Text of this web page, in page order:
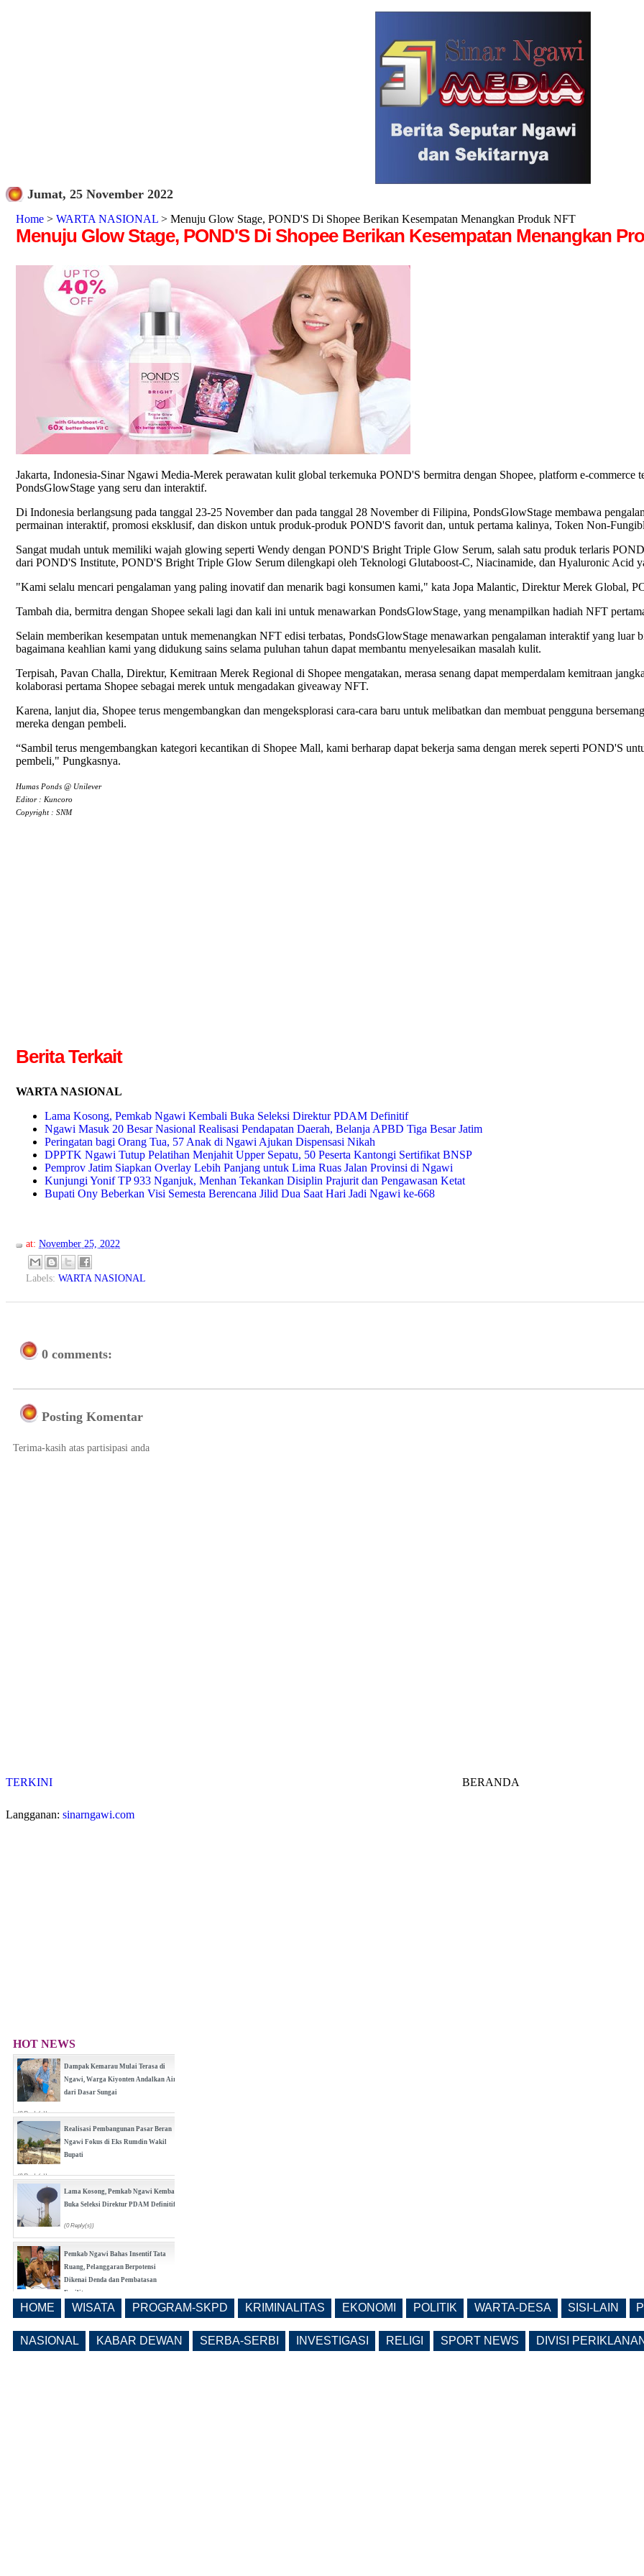
Jumat, 25 November 2022
Home > WARTA NASIONAL > Menuju Glow Stage, POND'S Di Shopee Berikan Kesempatan Menangkan Produk NFT
Menuju Glow Stage, POND'S Di Shopee Berikan Kesempatan Menangkan
Jakarta, Indonesia-Sinar Ngawi Media-Merek perawatan kulit global terkemuka POND'S bermitra dengan Shopee, platform e-commerce
PondsGlowStage yang seru dan interaktif.
Di Indonesia berlangsung pada tanggal 23-25 November dan pada tanggal 28 November di Filipina, PondsGlowStage membawa
permainan interaktif, promosi eksklusif, dan diskon untuk produk-produk POND'S favorit dan, untuk pertama kalinya, Token Non-
Sangat mudah untuk memiliki wajah glowing seperti Wendy dengan POND'S Bright Triple Glow Serum, salah satu produk terlaris
dari POND'S Institute, POND'S Bright Triple Glow Serum dilengkapi oleh Teknologi Glutaboost-C, Niacinamide, dan Hyaluronic Acid
"Kami selalu mencari pengalaman yang paling inovatif dan menarik bagi konsumen kami," kata Jopa Malantic, Direktur Merek Global,
Tambah dia, bermitra dengan Shopee sekali lagi dan kali ini untuk menawarkan PondsGlowStage, yang menampilkan hadiah NFT
Selain memberikan kesempatan untuk memenangkan NFT edisi terbatas, PondsGlowStage menawarkan pengalaman interaktif yang
bagaimana keahlian kami yang didukung sains selama puluhan tahun dapat membantu menyelesaikan masalah kulit.
Terpisah, Pavan Challa, Direktur, Kemitraan Merek Regional di Shopee mengatakan, merasa senang dapat memperdalam kemitraan
kolaborasi pertama Shopee sebagai merek untuk mengadakan giveaway NFT.
Karena, lanjut dia, Shopee terus mengembangkan dan mengeksplorasi cara-cara baru untuk melibatkan dan membuat pengguna
mereka dengan pembeli.
“Sambil terus mengembangkan kategori kecantikan di Shopee Mall, kami berharap dapat bekerja sama dengan merek seperti POND'S
pembeli," Pungkasnya.
Humas Ponds @ Unilever
Editor : Kuncoro
Copyright : SNM
Berita Terkait
WARTA NASIONAL
Lama Kosong, Pemkab Ngawi Kembali Buka Seleksi Direktur PDAM Definitif
Ngawi Masuk 20 Besar Nasional Realisasi Pendapatan Daerah, Belanja APBD Tiga Besar Jatim
Peringatan bagi Orang Tua, 57 Anak di Ngawi Ajukan Dispensasi Nikah
DPPTK Ngawi Tutup Pelatihan Menjahit Upper Sepatu, 50 Peserta Kantongi Sertifikat BNSP
Pemprov Jatim Siapkan Overlay Lebih Panjang untuk Lima Ruas Jalan Provinsi di Ngawi
Kunjungi Yonif TP 933 Nganjuk, Menhan Tekankan Disiplin Prajurit dan Pengawasan Ketat
Bupati Ony Beberkan Visi Semesta Berencana Jilid Dua Saat Hari Jadi Ngawi ke-668
at: November 25, 2022
Labels: WARTA NASIONAL
0 comments:
Posting Komentar
Terima-kasih atas partisipasi anda
TERKINI BERANDA
Langganan: sinarngawi.com
HOT NEWS
Dampak Kemarau Mulai Terasa di
Ngawi, Warga Kiyonten Andalkan Air
dari Dasar Sungai
(0 Reply(s))
Realisasi Pembangunan Pasar Beran
Ngawi Fokus di Eks Rumdin Wakil
Bupati
(0 Reply(s))
Lama Kosong, Pemkab Ngawi Kembali
Buka Seleksi Direktur PDAM Definitif
(0 Reply(s))
Pemkab Ngawi Bahas Insentif Tata
Ruang, Pelanggaran Berpotensi
Dikenai Denda dan Pembatasan
Fasilitas
APBD Tiga Besar Jatim
HOME WISATA PROGRAM-SKPD KRIMINALITAS EKONOMI POLITIK WARTA-DESA SISI-LAIN
NASIONAL KABAR DEWAN SERBA-SERBI INVESTIGASI RELIGI SPORT NEWS DIVISI